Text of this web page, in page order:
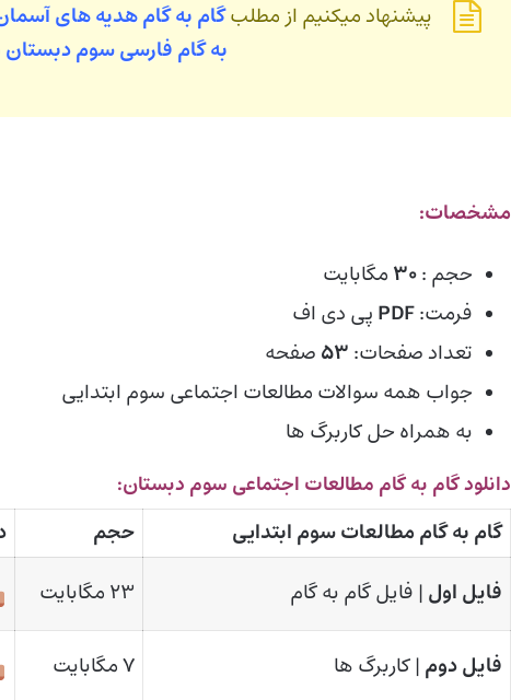
پیشنهاد میکنیم از مطلبگام به گام هدیه های
به گام فارسی سوم دبستان
مشخصات:
حجم :۳۰ مگابایت
فرمت:PDF پی دی اف
تعداد صفحات: ۵۳ صفحه
جواب همه سوالات مطالعات اجتماعی سوم ابتدایی
به همراه حل کاربرگ ها
دانلود گام به گام مطالعات اجتماعی سوم دبستان:
گام به گام مطالعات سوم ابتدایی حجم
فایل اول | فایل گام به گام ۲۳ مگابایت
فایل دوم | کاربرگ ها ۷ مگابایت